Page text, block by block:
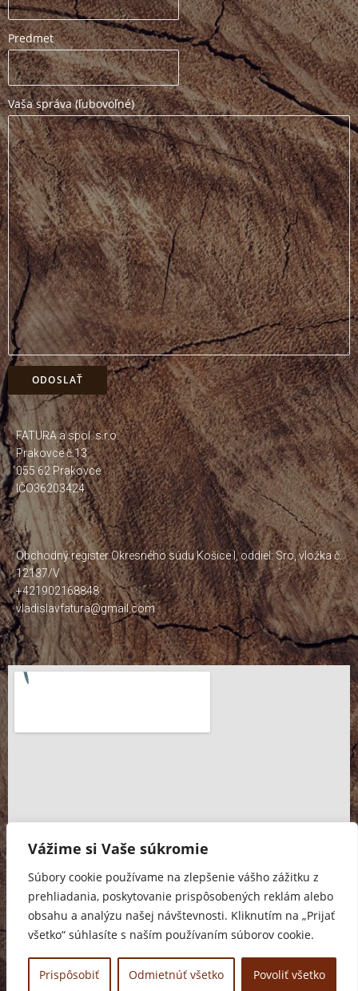
Vážime si Vaše súkromie
Súbory cookie používame na zlepšenie vášho zážitku z
prehliadania, poskytovanie prispôsobených reklám alebo
obsahu a analýzu našej návštevnosti. Kliknutím na „Prijať
všetko“ súhlasíte s naším používaním súborov cookie.
Prispôsobiť Odmietnúť všetko Povoliť všetko
Predmet
Vaša správa (ľubovoľné)
FATURA a spol. s.r.o.
Prakovce č.13
055 62 Prakovce
IČO36203424
Obchodný register Okresného súdu Košice I, oddiel: Sro, vložka č.
12137/V
+421902168848
vladislavfatura@gmail.com